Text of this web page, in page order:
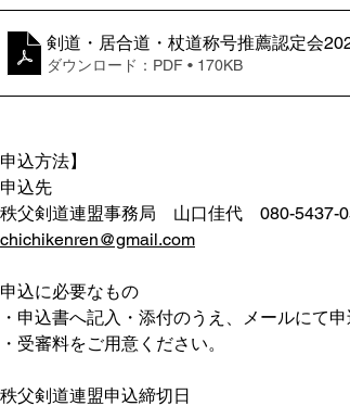
剣道・居合道・杖道称号推薦認定会
ダウンロード：PDF • 170KB
申込方法】
込先
秩父剣道連盟事務局　山口佳代　080-5437-
chichikenren@gmail.com
込に必要なもの
申込書へ記入・添付のうえ、メールにて申
受審料をご用意ください。
父剣道連盟申込締切日